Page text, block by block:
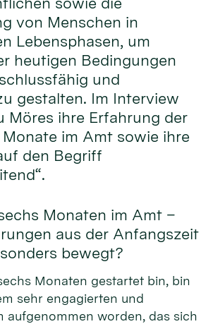
von Menschen in
Lebensphasen, um
heutigen Bedingungen
und
gestalten. Im Interview
Möres ihre Erfahrung der
im Amt sowie ihre
den Begriff
Monaten im Amt –
aus der Anfangszeit
bewegt?
Monaten gestartet bin, bin
sehr engagierten und
aufgenommen worden, das sich